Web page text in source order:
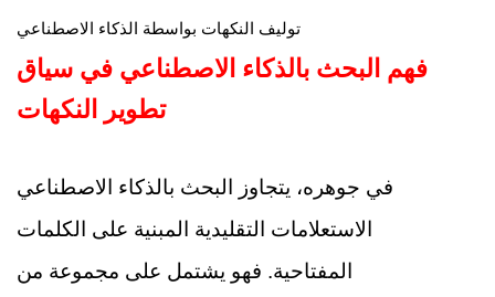
توليف النكهات بواسطة الذكاء الاصطناعي
فهم البحث بالذكاء الاصطناعي في سياق
تطوير النكهات
في جوهره، يتجاوز البحث بالذكاء الاصطناعي
الاستعلامات التقليدية المبنية على الكلمات
المفتاحية. فهو يشتمل على مجموعة من